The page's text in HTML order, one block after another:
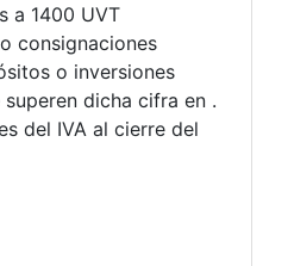
a 1400 UVT
consignaciones
o inversiones
dicha cifra en .
del IVA al cierre del